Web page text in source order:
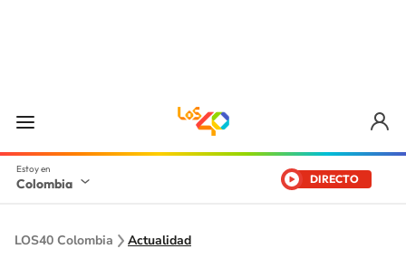
Colombia DIRECTO
LOS40 Colombia Actualidad